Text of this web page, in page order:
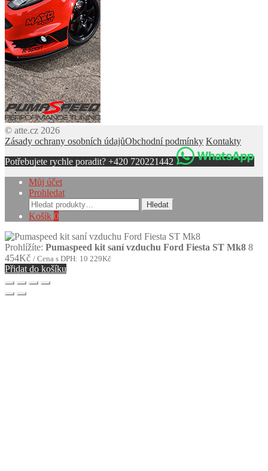
© atte.cz 2026
Zásady ochrany osobních údajůObchodní podmínky Kontakty
Potřebujete rychle poradit? +420 720221442
Můj účet
Prohledat
Hledat:
Hledat
Košík 0
Prohlížíte: Pumaspeed kit saní vzduchu Ford Fiesta ST Mk8 8
454Kč / Cena s DPH: 10 229Kč
Přidat do košíku